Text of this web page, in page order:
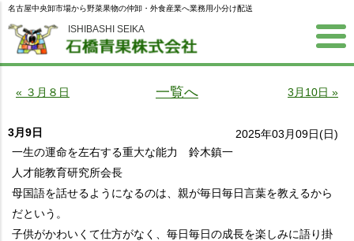
ISHIBASHI SEIKA
名古屋中央卸市場から野菜果物の仲卸・外食産業へ業務用小分け配送
« ３月８日 一覧へ 3月10日 »
3月9日
2025年03月09日(日)
一生の運命を左右する重大な能力 鈴木鎮一
人才能教育研究所会長
母国語を話せるようになるのは、親が毎日毎日言葉を教えるから
だという。
子供がかわいくて仕方がなく、毎日毎日の成長を楽しみに語り掛